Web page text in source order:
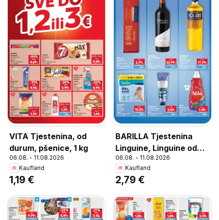
VITA Tjestenina, od
durum, pšenice, 1 kg
06.08. - 11.08.2026
Kaufland
1,19 €
BARILLA Tjestenina
Linguine, Linguine od
durum pšenice 500 g
06.08. - 11.08.2026
Kaufland
2,79 €